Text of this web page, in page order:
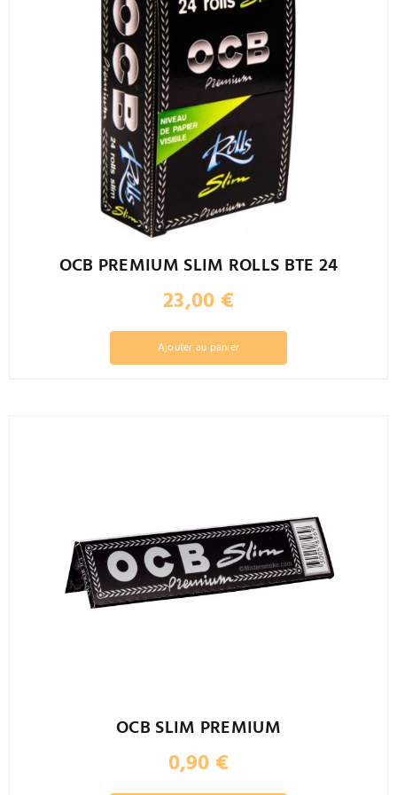
OCB PREMIUM SLIM ROLLS BTE 24
23,00 €
Ajouter au panier
OCB SLIM PREMIUM
0,90 €